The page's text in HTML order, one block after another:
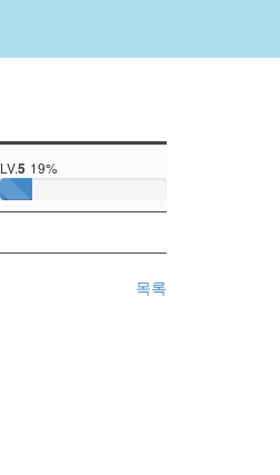
LV.5 19%
목록